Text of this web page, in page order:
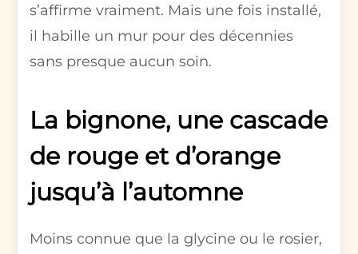
s’affirme vraiment. Mais une fois installé,
il habille un mur pour des décennies
sans presque aucun soin.
La bignone, une cascade
de rouge et d’orange
jusqu’à l’automne
Moins connue que la glycine ou le rosier,